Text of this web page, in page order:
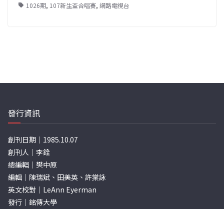
1026期, 107新生盃合唱賽, 網路電視台
發行資訊
創刊日期｜1985.10.07
創刊人｜李銓
總編輯｜樊中原
編輯｜陳瑞斌、田美英、許棠詠
英文校對｜LeAnn Eyerman
發行｜銘傳大學